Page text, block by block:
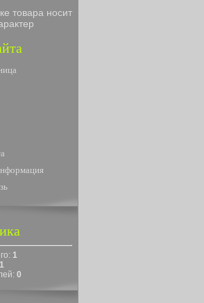
товара носит
1
1
0